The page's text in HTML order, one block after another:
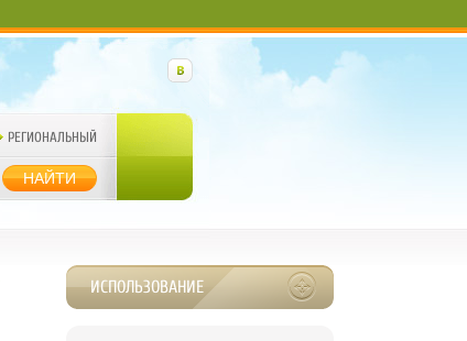
РЕГИОНАЛЬНЫЙ
НАЙТИ
ИСПОЛЬЗОВАНИЕ